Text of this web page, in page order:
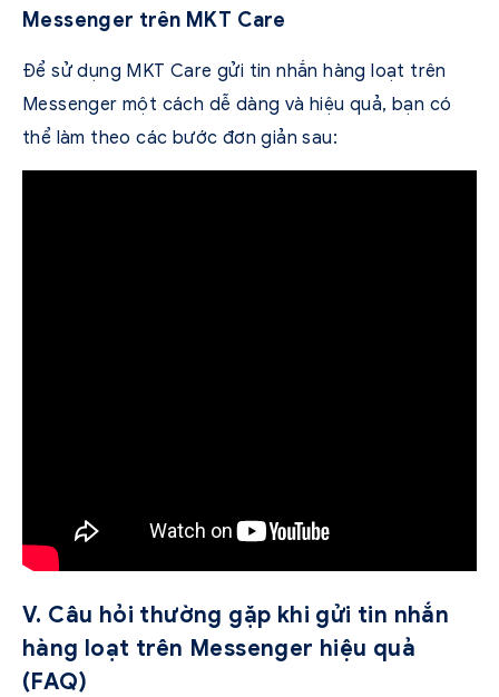
Messenger trên MKT Care
Để sử dụng MKT Care gửi tin nhắn hàng loạt trên
Messenger một cách dễ dàng và hiệu quả, bạn có
thể làm theo các bước đơn giản sau:
V. Câu hỏi thường gặp khi gửi tin nhắn
hàng loạt trên Messenger hiệu quả
(FAQ)